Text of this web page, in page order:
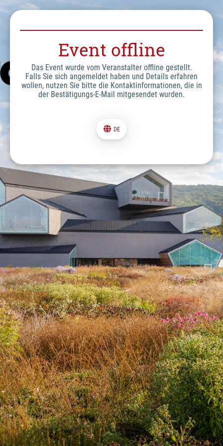
Event offline
Das Event wurde vom Veranstalter offline gestellt.
Falls Sie sich angemeldet haben und Details erfahren
wollen, nutzen Sie bitte die Kontaktinformationen, die in
der Bestätigungs-E-Mail mitgesendet wurden.
DE